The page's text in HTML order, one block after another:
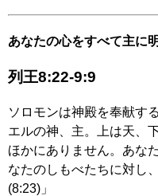
あなたの心をすべて主に
列王8:22-9:9
ソロモンは神殿を奉献す
エルの神、主。上は天、
ほかにありません。あなた
なたのしもべたちに対し
(8:23)」